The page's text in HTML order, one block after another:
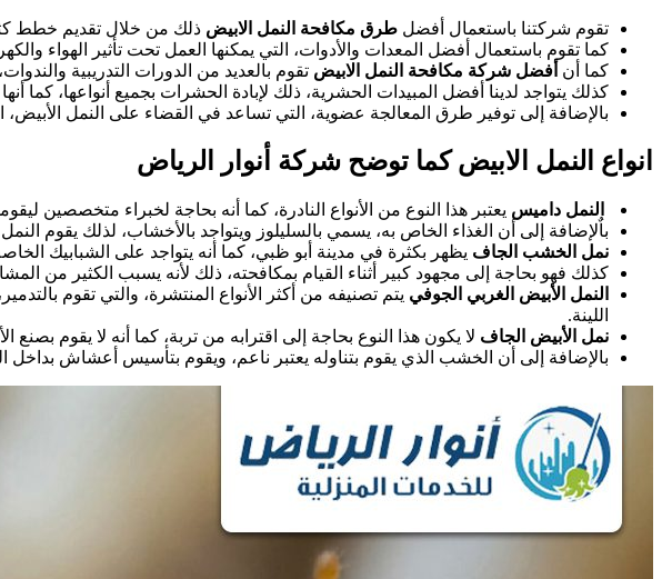
تقوم شركتنا باستعمال أفضل طرق مكافحة النمل الابيض ذلك من خلال تقديم خطط
كما تقوم باستعمال أفضل المعدات والأدوات، التي يمكنها العمل تحت تأثير الهواء
كما أن أفضل شركة مكافحة النمل الابيض تقوم بالعديد من الدورات التدريبية
كذلك يتواجد لدينا أفضل المبيدات الحشرية، ذلك لإبادة الحشرات بجميع أنواعها، كما
بالإضافة إلى توفير طرق المعالجة عضوية، التي تساعد في القضاء على النمل الأبيض،
انواع النمل الابيض كما توضح شركة أنوار الرياض
النمل داميس يعتبر هذا النوع من الأنواع النادرة، كما أنه بحاجة لخبراء متخصصين
باٌلإضافة إلى أن الغذاء الخاص به، يسمي بالسليلوز ويتواجد بالأخشاب، لذلك يقوم
نمل الخشب الجاف يظهر بكثرة في مدينة أبو ظبي، كما أنه يتواجد على الشبابيك
كذلك فهو بحاجة إلى مجهود كبير أثناء القيام بمكافحته، ذلك لأنه يسبب الكثير من
النمل الأبيض الغربي الجوفي يتم تصنيفه من أكثر الأنواع المنتشرة، والتي تقوم
اللينة.
نمل الأبيض الجاف لا يكون هذا النوع بحاجة إلى اقترابه من تربة، كما أنه لا يقوم بصنع
بالإضافة إلى أن الخشب الذي يقوم بتناوله يعتبر ناعم، ويقوم بتأسيس أعشاش بداخل